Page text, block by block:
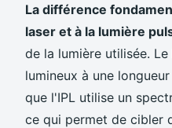
La différence
laser et à la lumière
de la lumière utilisée.
lumineux à une
que l'IPL utilise un
ce qui permet de cibler